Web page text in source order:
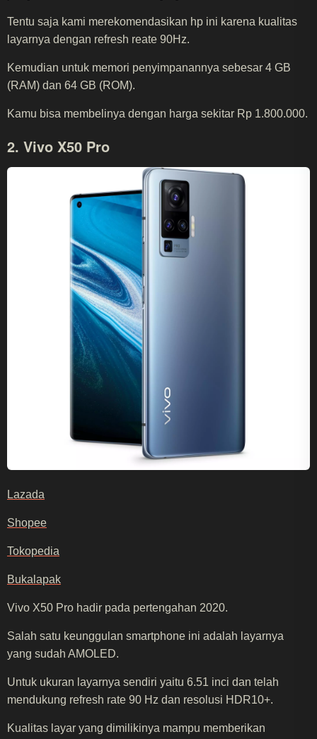
Tentu saja kami merekomendasikan hp ini karena kualitas
layarnya dengan refresh reate 90Hz.
Kemudian untuk memori penyimpanannya sebesar 4 GB
(RAM) dan 64 GB (ROM).
Kamu bisa membelinya dengan harga sekitar Rp 1.800.000.
2. Vivo X50 Pro
Lazada
Shopee
Tokopedia
Bukalapak
Vivo X50 Pro hadir pada pertengahan 2020.
Salah satu keunggulan smartphone ini adalah layarnya
yang sudah AMOLED.
Untuk ukuran layarnya sendiri yaitu 6.51 inci dan telah
mendukung refresh rate 90 Hz dan resolusi HDR10+.
Kualitas layar yang dimilikinya mampu memberikan